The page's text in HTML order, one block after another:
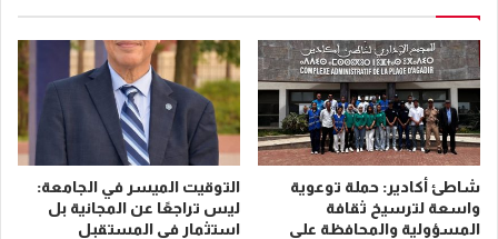
شاطئ أكادير: حملة توعوية
واسعة لترسيخ ثقافة
المسؤولية والمحافظة على
التوقيت الميسر في الجامعة:
ليس تراجعًا عن المجانية بل
استثمار في المستقبل